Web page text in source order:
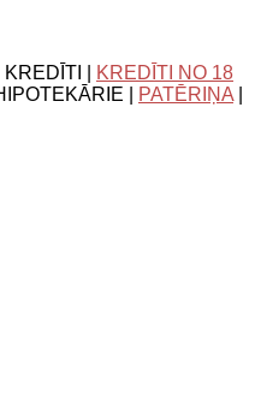
|
KREDĪTI NO 18
| PATĒRIŅA|